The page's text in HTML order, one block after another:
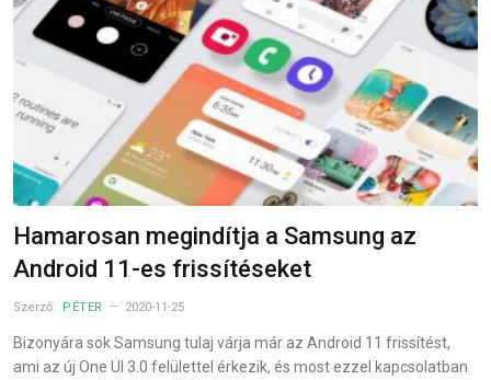
Hamarosan megindítja a Samsung az
Android 11-es frissítéseket
Szerző: PÉTER 2020-11-25
Bizonyára sok Samsung tulaj várja már az Android 11 frissítést,
ami az új One UI 3.0 felülettel érkezik, és most ezzel kapcsolatban